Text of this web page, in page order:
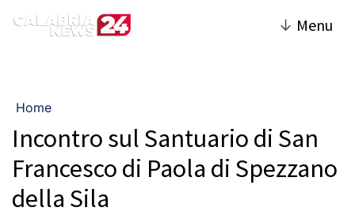
↓ Menu
Home
Incontro sul Santuario di San
Francesco di Paola di Spezzano
della Sila